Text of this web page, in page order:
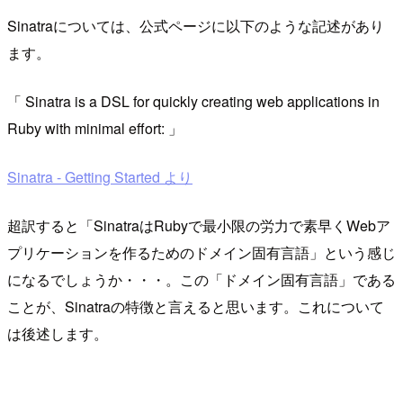
Sinatraについては、公式ページに以下のような記述があり
ます。
Sinatra is a DSL for quickly creating web applications in
Ruby with minimal effort:
Sinatra - Getting Started より
超訳すると「SinatraはRubyで最小限の労力で素早くWebア
プリケーションを作るためのドメイン固有言語」という感じ
になるでしょうか・・・。この「ドメイン固有言語」である
ことが、Sinatraの特徴と言えると思います。これについて
は後述します。